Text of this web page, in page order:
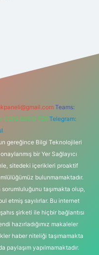
Teams:
0262 606 0 726 Telegram:
gereğince Bilgi Teknolojileri
bir Yer Sağlayıcı
sitedeki içerikleri proaktif
bulunmamaktadır.
taşımakta olup,
etmiş sayılırlar. Bu internet
şirketi ile hiçbir bağlantısı
hazırladığımız makaleler
haber niteliği taşımamakta
paylaşım yapılmamaktadır.